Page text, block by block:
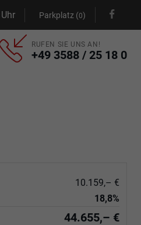
Parkplatz (0)
RUFEN SIE UNS AN!
+49 3588 / 25 18 0
10.159,– €
18,8%
44.655,– €